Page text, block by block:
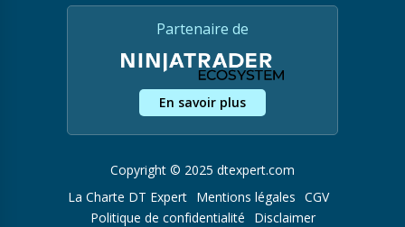
Partenaire de
En savoir plus
Copyright © 2025 dtexpert.com
La Charte DT Expert
Mentions légales CGV
Politique de confidentialité
Disclaimer